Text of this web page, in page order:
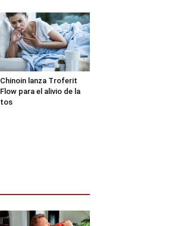
Chinoin lanza Troferit
Flow para el alivio de la
tos